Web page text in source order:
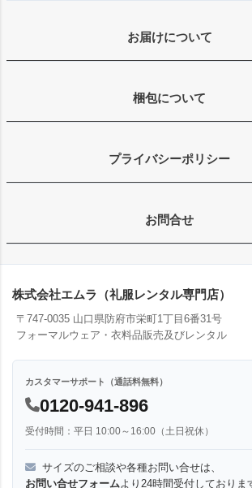
お届けについて
梱包について
プライバシーポリシー
お問合せ
株式会社エムラ（礼服レンタル専門店）
〒747-0035 山口県防府市栄町1丁目6番31号
フォーマルウェア・衣料品販売及びレンタル
カスタマーサポート（通話料無料）
0120-941-896
受付時間：平日 10:00～16:00（土日祝休）
サイズのご相談や各種お問い合せは、
お問い合せフォーム より24時間受付しておりま